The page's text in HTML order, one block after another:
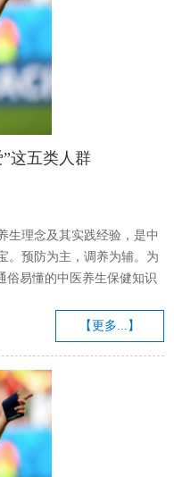
这五类人群
生理念及其实践经验，是中
。预防为主，调养为辅。为
俗易懂的中医养生保健知识
该栏目汇聚名医普及中医知
周与您相约共赴中医药文化
【更多...】